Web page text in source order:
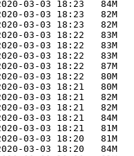
03-03 18:23   84M
03-03 18:23   82M
03-03 18:23   82M
03-03 18:22   83M
03-03 18:22   83M
03-03 18:22   83M
03-03 18:22   87M
03-03 18:22   80M
03-03 18:21   80M
03-03 18:21   82M
03-03 18:21   82M
03-03 18:21   84M
03-03 18:21   81M
03-03 18:20   81M
03-03 18:20   84M